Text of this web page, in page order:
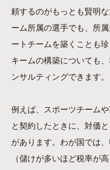
頼するのがもっとも賢明
ーム所属の選手でも、所
ートチームを築くことも
キームの構築についても
ンサルティングできます。
例えば、スポーツチーム
と契約したときに、対価
があります。わが国では
（儲けが多いほど税率が